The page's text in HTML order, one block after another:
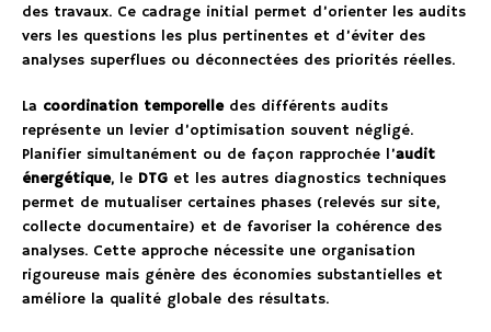
des travaux. Ce cadrage initial permet d’orienter les audits
vers les questions les plus pertinentes et d’éviter des
analyses superflues ou déconnectées des priorités réelles.
La coordination temporelledes différents audits
représente un levier d’optimisation souvent négligé.
Planifier simultanément ou de façon rapprochée l’audit
énergétique, le DTG et les autres diagnostics techniques
permet de mutualiser certaines phases (relevés sur site,
collecte documentaire) et de favoriser la cohérence des
analyses. Cette approche nécessite une organisation
rigoureuse mais génère des économies substantielles et
améliore la qualité globale des résultats.